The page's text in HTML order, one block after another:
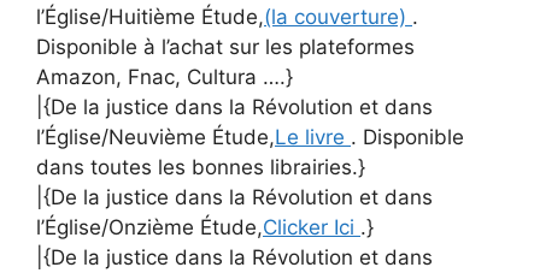
l’Église/Huitième Étude,(la couverture) .
Disponible à l’achat sur les plateformes
Amazon, Fnac, Cultura ….}
|{De la justice dans la Révolution et dans
l’Église/Neuvième Étude,Le livre . Disponible
dans toutes les bonnes librairies.}
|{De la justice dans la Révolution et dans
l’Église/Onzième Étude,Clicker Ici .}
|{De la justice dans la Révolution et dans